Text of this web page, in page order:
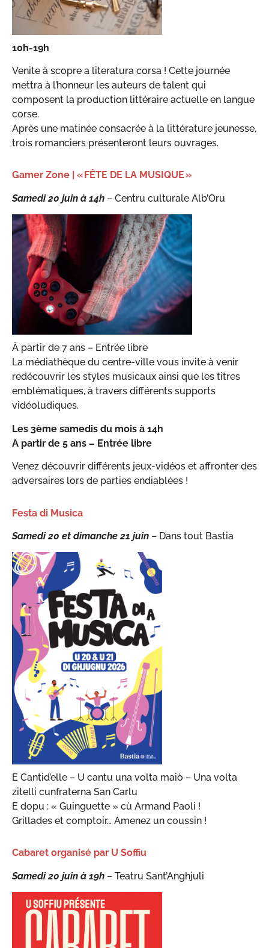
10h-19h
Venite à scopre a literatura corsa ! Cette journée
mettra à l’honneur les auteurs de talent qui
composent la production littéraire actuelle en langue
corse.
Après une matinée consacrée à la littérature jeunesse,
trois romanciers présenteront leurs ouvrages.
Gamer Zone | « FÊTE DE LA MUSIQUE »
Samedi 20 juin à 14h – Centru culturale Alb’Oru
À partir de 7 ans – Entrée libre
La médiathèque du centre-ville vous invite à venir
redécouvrir les styles musicaux ainsi que les titres
emblématiques, à travers différents supports
vidéoludiques.
Les 3ème samedis du mois à 14h
A partir de 5 ans – Entrée libre
Venez découvrir différents jeux-vidéos et affronter des
adversaires lors de parties endiablées !
Festa di Musica
Samedi 20 et dimanche 21 juin – Dans tout Bastia
E Cantid’elle – U cantu una volta maiò – Una volta
zitelli cunfraterna San Carlu
E dopu : « Guinguette » cù Armand Paoli !
Grillades et comptoir… Amenez un coussin !
Cabaret organisé par U Soffiu
Samedi 20 juin à 19h – Teatru Sant’Anghjuli